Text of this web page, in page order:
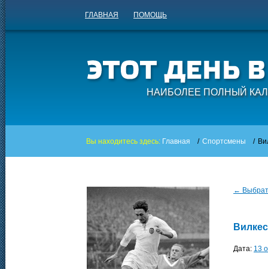
ГЛАВНАЯ ПОМОЩЬ
НАИБОЛЕЕ ПОЛНЫЙ
Вы находитесь здесь: Главная / Спортсмены /
←
Дата: 13